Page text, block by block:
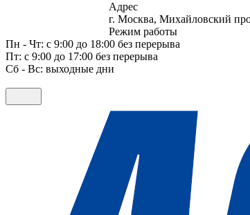
Адрес
г. Москва, Михайловский
Режим работы
Пн - Чт: с 9:00 до 18:00 без перерыва
Пт: с 9:00 до 17:00 без перерыва
Сб - Вс: выходные дни